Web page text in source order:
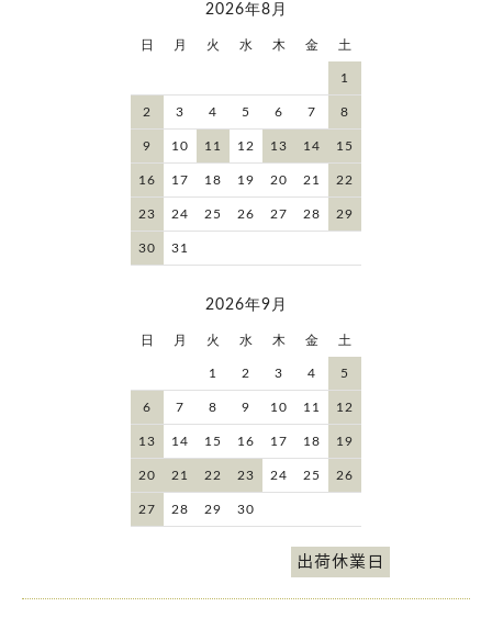
2026年8月
日 月 火 水 木 金 土
1
2 3 4 5 6 7 8
9 10 11 12 13 14 15
16 17 18 19 20 21 22
23 24 25 26 27 28 29
30 31
2026年9月
日 月 火 水 木 金 土
1 2 3 4 5
6 7 8 9 10 11 12
13 14 15 16 17 18 19
20 21 22 23 24 25 26
27 28 29 30
出荷休業日